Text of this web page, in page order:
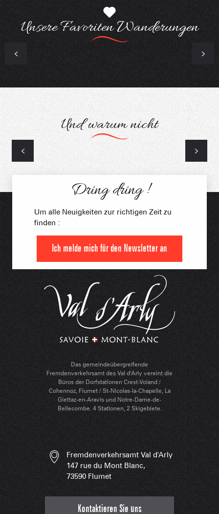
Unsere Favoriten Wanderungen
Das Kreuz der Frêtes
Und warum nicht
Das gemeindeübergreifende
Fremdenverkehrsamt des Val d'Arly vereint die
Büros der Dorfstationen Crest-Voland /
Cohennoz, Flumet / St-Nicolas-la-Chapelle, La
Giettaz-en-Aravis und Notre-Dame-de-
Bellecombe. 4 Stationen, 2 Skigebiete.
Dring dring !
Um alle Neuigkeiten zur richtigen Zeit zu
finden :
Ich melde mich für den Newsletter an
Fremdenverkehrsamt Val d'Arly
147 rue du Mont Blanc,
73590 Flumet
Kontaktieren Sie uns